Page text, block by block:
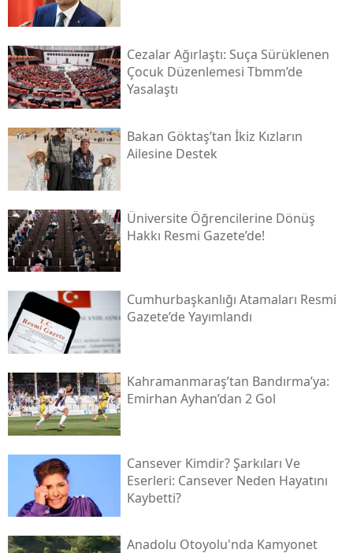
Cezalar Ağırlaştı: Suça Sürüklenen
Çocuk Düzenlemesi Tbmm’de
Yasalaştı
Bakan Göktaş’tan İkiz Kızların
Ailesine Destek
Üniversite Öğrencilerine Dönüş
Hakkı Resmi Gazete’de!
Cumhurbaşkanlığı Atamaları Resmi
Gazete’de Yayımlandı
Kahramanmaraş’tan Bandırma’ya:
Emirhan Ayhan’dan 2 Gol
Cansever Kimdir? Şarkıları Ve
Eserleri: Cansever Neden Hayatını
Kaybetti?
Anadolu Otoyolu'nda Kamyonet